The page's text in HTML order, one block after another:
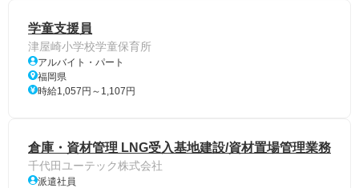
学童支援員
津屋崎小学校学童保育所
アルバイト・パート
福岡県
時給1,057円～1,107円
倉庫・資材管理 LNG受入基地建設/資材置場管理業務
千代田ユーテック株式会社
派遣社員